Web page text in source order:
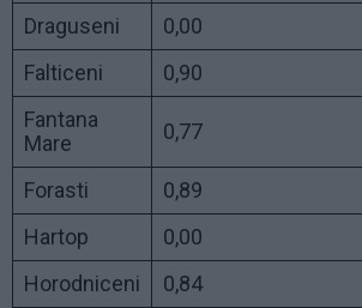
Draguseni
0,00
Falticeni
0,90
Fantana
Mare
0,77
Forasti
0,89
Hartop
0,00
Horodniceni
0,84